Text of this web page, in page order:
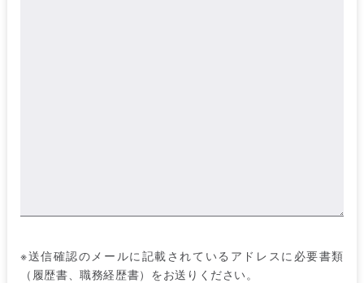
※送信確認のメールに記載されているアドレスに必要書類
（履歴書、職務経歴書）をお送りください。